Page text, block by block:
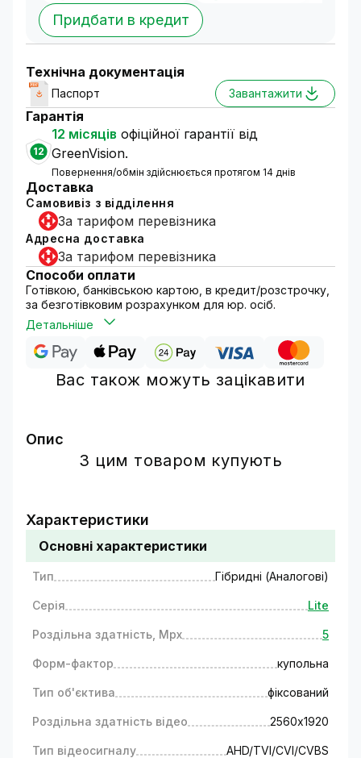
Придбати в кредит
Технічна документація
Паспорт Завантажити
Гарантія
12
12 місяців офіційної гарантії від
GreenVision.
Повернення/обмін здійснюється протягом 14 днів
Доставка
Самовивіз з відділення
За тарифом перевізника
Адресна доставка
За тарифом перевізника
Способи оплати
Готівкою, банківською картою, в кредит/розстрочку,
за безготівковим розрахунком для юр. осіб.
Детальніше
Вас також можуть зацікавити
Опис
Надійний захист з використанням
відеоспостереження GV-180-
GHD-H-DOK50-20
Навіть найдрібніші деталі не вислизнуть від
Вашої уваги. Ідеальна якість зображення і
фіксації відео, як вдень, так і вночі, завдяки 5-
мегапіксельній матриці. Модель має високий
рейтинг стійкості до атмосферних впливів
З цим товаром купують
Характеристики
Основні характеристики
Тип Гібридні (Аналогові)
Серія Lite
Роздільна здатність, Mpx 5
Форм-фактор купольна
Тип об'єктива фіксований
Роздільна здатність відео 2560х1920
Тип відеосигналу AHD/TVI/CVI/CVBS